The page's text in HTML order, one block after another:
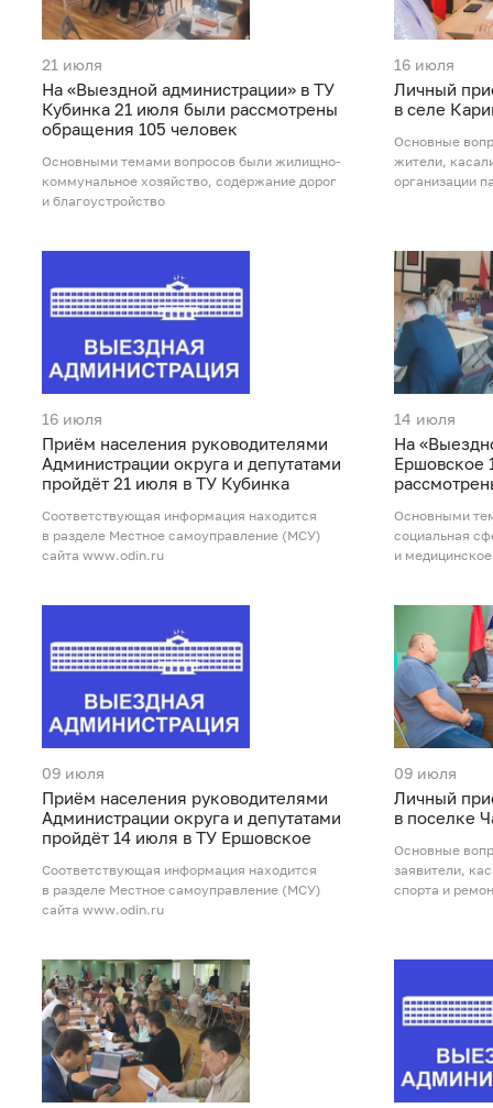
21 июля
На «Выездной администрации» в ТУ
Кубинка 21 июля были рассмотрены
обращения 105 человек
Основными темами вопросов были жилищно-
коммунальное хозяйство, содержание дорог
и благоустройство
16 июля
Личный
в селе
Основные
жители,
организации
16 июля
Приём населения руководителями
Администрации округа и депутатами
пройдёт 21 июля в ТУ Кубинка
Соответствующая информация находится
в разделе Местное самоуправление (МСУ)
сайта www.odin.ru
14 июля
На
Ершовское
Основными
социальная
и
09 июля
Приём населения руководителями
Администрации округа и депутатами
пройдёт 14 июля в ТУ Ершовское
Соответствующая информация находится
в разделе Местное самоуправление (МСУ)
сайта www.odin.ru
09 июля
Личный
в поселке
Основные
заявители,
спорта и